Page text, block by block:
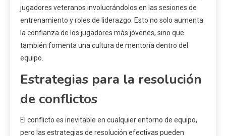
jugadores veteranos involucrándolos en las sesiones de
entrenamiento y roles de liderazgo. Esto no solo aumenta
la confianza de los jugadores más jóvenes, sino que
también fomenta una cultura de mentoría dentro del
equipo.
Estrategias para la resolución
de conflictos
El conflicto es inevitable en cualquier entorno de equipo,
pero las estrategias de resolución efectivas pueden